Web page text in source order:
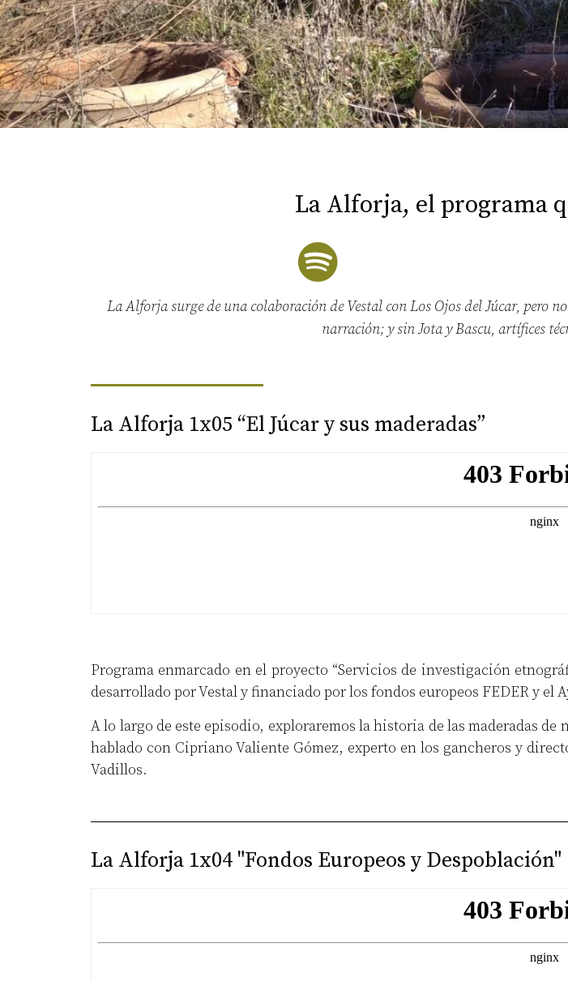
La Alforja, el programa
La Alforja surge de una colaboración de Vestal con Los Ojos del Júcar, pero
narración; y sin Jota y Bascu, artífices
La Alforja 1x05 “El Júcar y sus maderadas”
Programa enmarcado en el proyecto “Servicios de investigación
desarrollado por Vestal y financiado por los fondos europeos FEDER y el
A lo largo de este episodio, exploraremos la historia de las maderadas
hablado con Cipriano Valiente Gómez, experto en los gancheros y
Vadillos.
La Alforja 1x04 "Fondos Europeos y Despoblación"